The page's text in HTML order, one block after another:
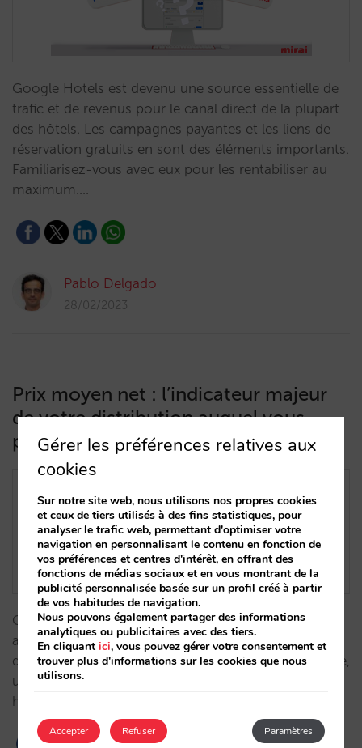
Google Hotels est devenu une source essentielle de
trafic et de revenus pour le canal direct de la plupart
des hôtels. Les campagnes payantes et les liens de
réservation gratuits en sont des éléments importants.
Familiarisez-vous avec eux pour les rentabiliser au
maximum.…
Pablo Delgado
28/02/2023
Prix moyen net : l’indicateur majeur
de votre distribution auquel vous
prêtez à peine attention
Ce post vous servira de guide pour réaliser une
analyse rigoureuse du prix moyen net de vos canaux
de distribution et connaître ainsi leur rentabilité réelle,
une belle opportunité d’augmenter le GOP de votre
hôtel sans modifier votre ligne de revenus. …
Gérer les préférences relatives aux
cookies
Sur notre site web, nous utilisons nos propres cookies
et ceux de tiers utilisés à des fins statistiques, pour
analyser le trafic web, permettant d'optimiser votre
navigation en personnalisant le contenu en fonction de
vos préférences et centres d'intérêt, en offrant des
fonctions de médias sociaux et en vous montrant de la
publicité personnalisée basée sur un profil créé à partir
de vos habitudes de navigation.
Nous pouvons également partager des informations
analytiques ou publicitaires avec des tiers.
En cliquantici, vous pouvez gérer votre consentement et
trouver plus d'informations sur les cookies que nous
utilisons.
Accepter Paramètres
Refuser